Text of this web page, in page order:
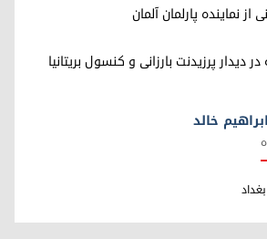
از نماینده پارلمان آلمان
دیدار پرزیدنت بارزانی و کنسول بریتانیا
خالد